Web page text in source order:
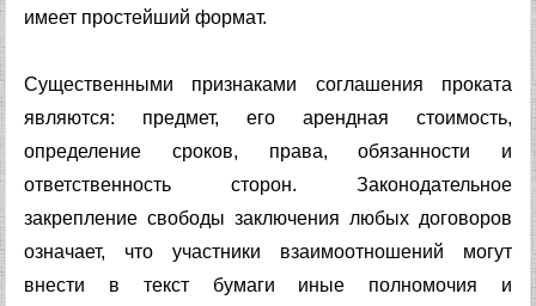
имеет простейший формат.
Существенными признаками соглашения проката
являются: предмет, его арендная стоимость,
определение сроков, права, обязанности и
ответственность сторон. Законодательное
закрепление свободы заключения любых договоров
означает, что участники взаимоотношений могут
внести в текст бумаги иные полномочия и